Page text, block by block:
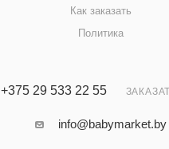
Как заказать
Политика
+375 29 533 22 55
info@babymarket.by